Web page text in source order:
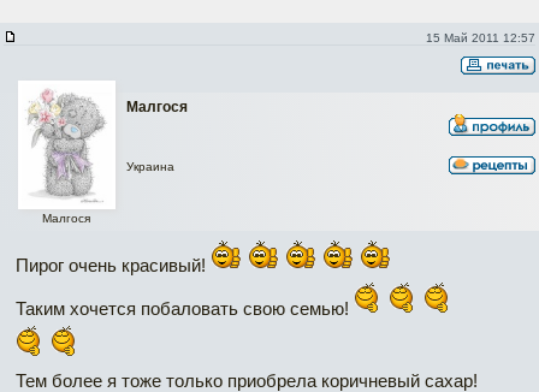
15 Май 2011 12:57
Малгося
Малгося
Украина
Пирог очень красивый!
Таким хочется побаловать свою семью!
Тем более я тоже только приобрела коричневый сахар!